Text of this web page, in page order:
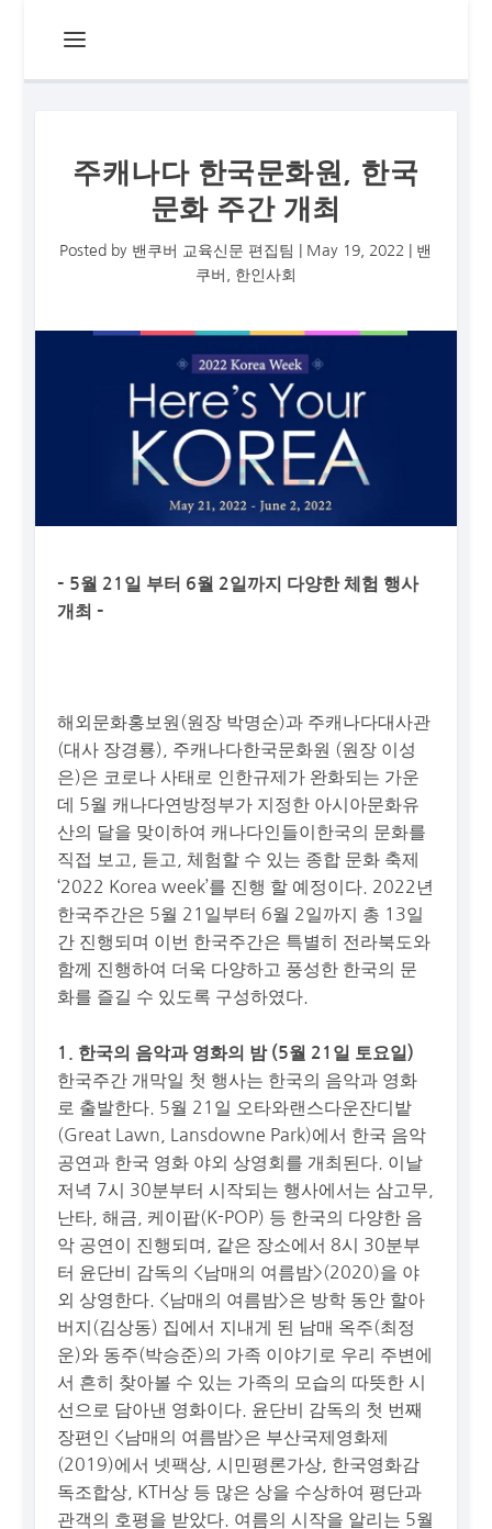
주캐나다 한국문화원, 한국
문화 주간 개최
Posted by 밴쿠버 교육신문 편집팀 May 19, 2022
밴
쿠버
한인사회
– 5월 21일 부터 6월 2일까지 다양한 체험 행사
개최 –
해외문화홍보원(원장 박명순)과 주캐나다대사관
(대사 장경룡), 주캐나다한국문화원 (원장 이성
은)은 코로나 사태로 인한규제가 완화되는 가운
데 5월 캐나다연방정부가 지정한 아시아문화유
산의 달을 맞이하여 캐나다인들이한국의 문화를
직접 보고, 듣고, 체험할 수 있는 종합 문화 축제
‘2022 Korea week’를 진행 할 예정이다. 2022년
한국주간은 5월 21일부터 6월 2일까지 총 13일
간 진행되며 이번 한국주간은 특별히 전라북도와
함께 진행하여 더욱 다양하고 풍성한 한국의 문
화를 즐길 수 있도록 구성하였다.
1. 한국의 음악과 영화의 밤 (5월 21일 토요일)
한국주간 개막일 첫 행사는 한국의 음악과 영화
로 출발한다. 5월 21일 오타와랜스다운잔디밭
(Great Lawn, Lansdowne Park)에서 한국 음악
공연과 한국 영화 야외 상영회를 개최된다. 이날
저녁 7시 30분부터 시작되는 행사에서는 삼고무,
난타, 해금, 케이팝(K-POP) 등 한국의 다양한 음
악 공연이 진행되며, 같은 장소에서 8시 30분부
터 윤단비 감독의 <남매의 여름밤>(2020)을 야
외 상영한다. <남매의 여름밤>은 방학 동안 할아
버지(김상동) 집에서 지내게 된 남매 옥주(최정
운)와 동주(박승준)의 가족 이야기로 우리 주변에
서 흔히 찾아볼 수 있는 가족의 모습의 따뜻한 시
선으로 담아낸 영화이다. 윤단비 감독의 첫 번째
장편인 <남매의 여름밤>은 부산국제영화제
(2019)에서 넷팩상, 시민평론가상, 한국영화감
독조합상, KTH상 등 많은 상을 수상하여 평단과
관객의 호평을 받았다. 여름의 시작을 알리는 5월